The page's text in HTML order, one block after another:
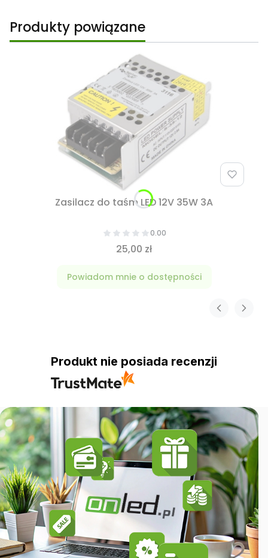
Produkty powiązane
Zasilacz do taśm LED 12V 35W 3A
0.00
25,00 zł
Powiadom mnie o dostępności
Produkt nie posiada recenzji